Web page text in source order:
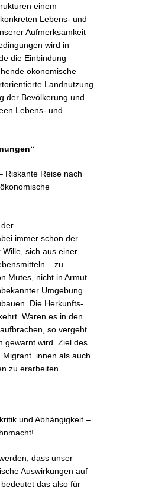
einem
Lebens- und
Aufmerksamkeit
wird in
die Einbindung
ökonomische
Landnutzung
der Bevölkerung und
Lebens- und
Riskante Reise nach
immer schon der
sich aus einer
– zu
Mutes, nicht in Armut
Umgebung
Die Herkunfts-
Waren es in den
so vergeht
gewarnt wird. Ziel des
als auch
zu erarbeiten.
und Abhängigkeit –
dass unser
Auswirkungen auf
das also für